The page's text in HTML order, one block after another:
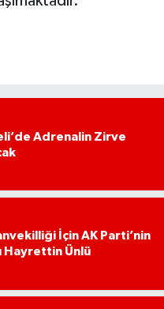
Adrenalin Zirve
İçin AK Parti’nin
Hayrettin Ünlü